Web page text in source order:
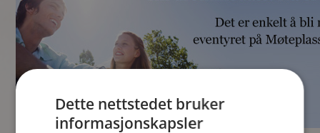
Dette nettstedet bruker
informasjonskapsler